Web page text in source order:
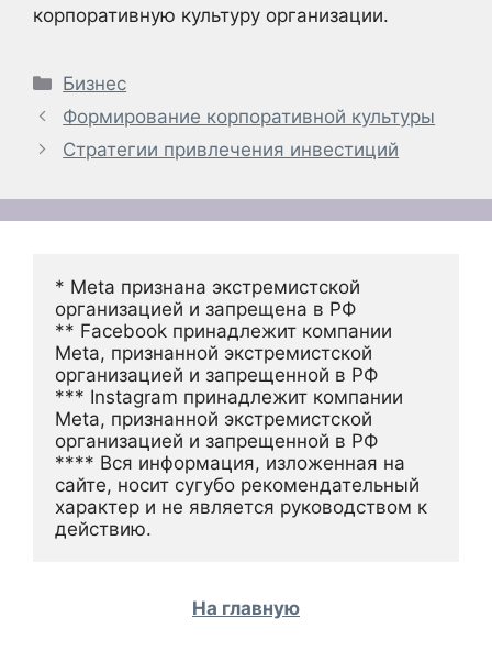
корпоративную культуру организации.
Рубрики
Бизнес
Формирование корпоративной культуры
Стратегии привлечения инвестиций
* Meta признана экстремистской
организацией и запрещена в РФ
** Facebook принадлежит компании
Meta, признанной экстремистской
организацией и запрещенной в РФ
*** Instagram принадлежит компании
Meta, признанной экстремистской
организацией и запрещенной в РФ
**** Вся информация, изложенная на
сайте, носит сугубо рекомендательный
характер и не является руководством к
действию.
На главную